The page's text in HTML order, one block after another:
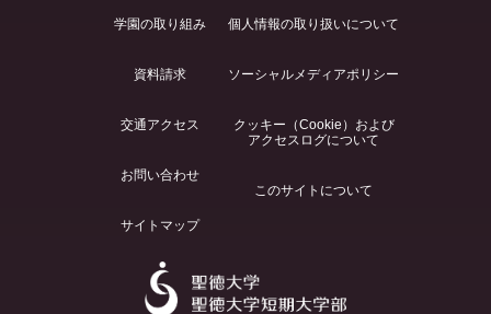
学園の取り組み
資料請求
交通アクセス
お問い合わせ
サイトマップ
個人情報の取り扱いについて
ソーシャルメディアポリシー
クッキー（Cookie）および
アクセスログについて
このサイトについて